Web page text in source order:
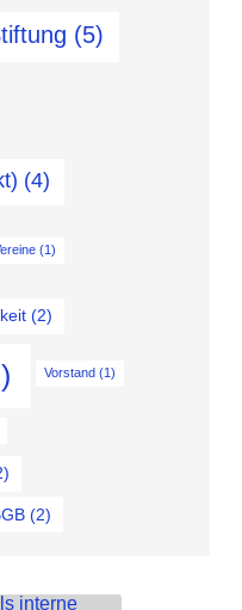
(5)
(4)
(1)
(2)
Vorstand (1)
(2)